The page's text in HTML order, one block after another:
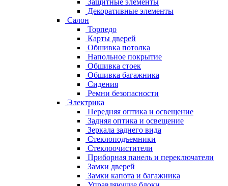
Защитные элементы
Декоративные элементы
Салон
Торпедо
Карты дверей
Обшивка потолка
Напольное покрытие
Обшивка стоек
Обшивка багажника
Сидения
Ремни безопасности
Электрика
Передняя оптика и освещение
Задняя оптика и освещение
Зеркала заднего вида
Стеклоподъемники
Стеклоочистители
Приборная панель и переключатели
Замки дверей
Замки капота и багажника